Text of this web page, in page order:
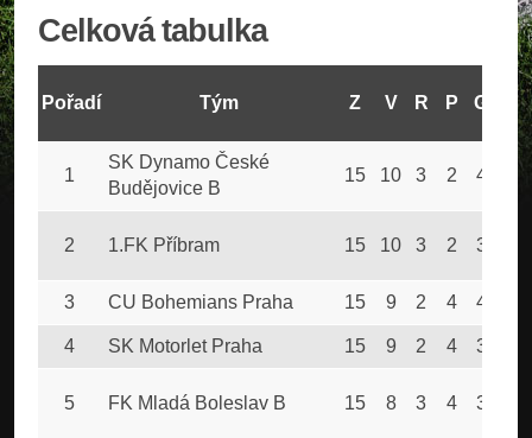
Celková tabulka
Pořadí Tým Z V R P GV
1
SK Dynamo České
Budějovice B
15 10 3 2 42
2 1.FK Příbram 15 10 3 2 38
3 CU Bohemians Praha 15 9 2 4 40
4 SK Motorlet Praha 15 9 2 4 32
5 FK Mladá Boleslav B 15 8 3 4 36